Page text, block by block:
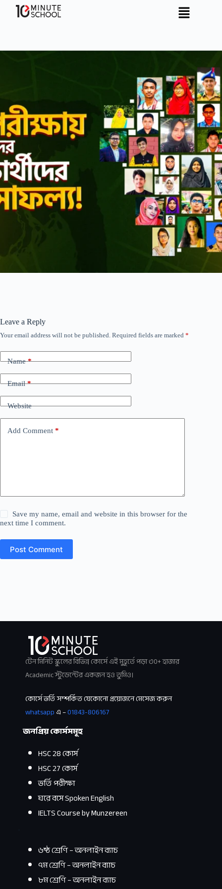
Leave a Reply
Your email address will not be published. Required fields are marked *
Name*
Email*
Website
Add Comment *
Save my name, email and website in this browser for the
next time I comment.
Post Comment
টেন মিনিট স্কুলের বিভিন্ন কোর্সে এই মুহূর্তে পড়া ৩০+ হাজার
Academic স্টুডেন্টের একজন হও তুমিও।
কোর্সে ভর্তি সম্পর্কিত যেকোনো প্রয়োজনে মেসেজ করুন
whatsappএ –01843-806167
জনপ্রিয় কোর্সসমূহ
HSC 28 কোর্স
HSC 27 কোর্স
ভর্তি পরীক্ষা
ঘরে বসে Spoken English
IELTS Course by Munzereen
.
৬ষ্ঠ শ্রেণি – অনলাইন ব্যাচ
৭ম শ্রেণি – অনলাইন ব্যাচ
৮ম শ্রেণি – অনলাইন ব্যাচ